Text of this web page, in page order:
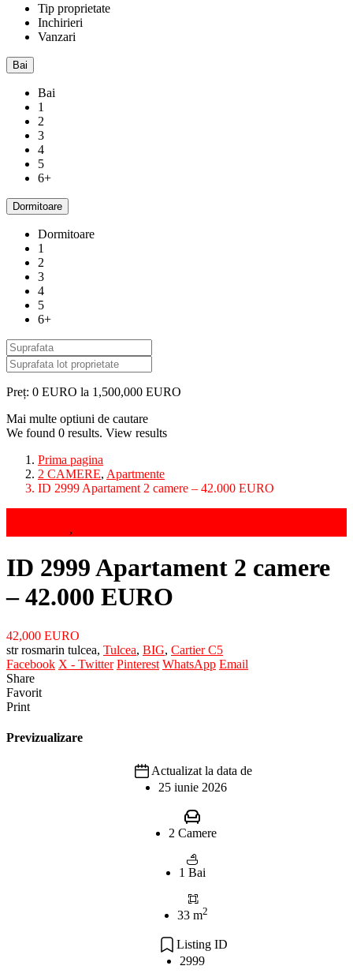
Tip proprietate
Inchirieri
Vanzari
Bai
Bai
1
2
3
4
5
6+
Dormitoare
Dormitoare
1
2
3
4
5
6+
Preț: 0 EURO la 1,500,000 EURO
Mai multe optiuni de cautare
We found 0 results. View results
Prima pagina
2 CAMERE, Apartmente
ID 2999 Apartament 2 camere – 42.000 EURO
,
ID 2999 Apartament 2 camere
– 42.000 EURO
42,000 EURO
str rosmarin tulcea, Tulcea, BIG, Cartier C5
Facebook X - Twitter Pinterest WhatsApp Email
Share
Favorit
Print
Previzualizare
Actualizat la data de
25 iunie 2026
2 Camere
1 Bai
33 m2
Listing ID
2999